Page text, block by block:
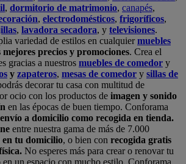
, dormitorio de matrimonio, canapés,
, electrodomésticos, frigoríficos,
, lavadora secadora, y televisiones.
variedad de estilos en cualquiermuebles
mejores precios y promociones. Crea el
gracias a nuestros muebles de comedor y
y zapateros, mesas de comedor y sillas de
decorar tu casa con multitud de
ocio con los productos de imagen y sonido
en las épocas de buen tiempo. Conforama
a domicilio como recogida en tienda.
entre nuestra gama de más de 7.000
tu domicilio, o bien con recogida gratis
No esperes más para crear o renovar tu
un espacio con mucho estilo. Conforama